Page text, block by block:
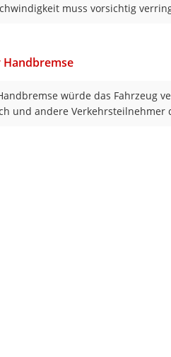
muss vorsichtig
würde das Fahrzeug
und andere Verkehrsteilnehmer